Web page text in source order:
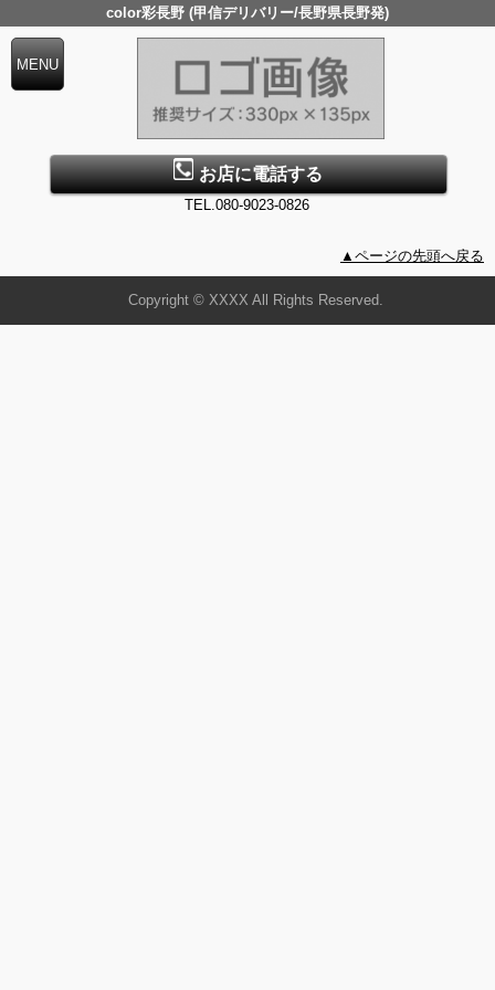
color彩長野 (甲信デリバリー/長野県長野発)
お店に電話する
TEL.080-9023-0826
▲ページの先頭へ戻る
Copyright © XXXX All Rights Reserved.